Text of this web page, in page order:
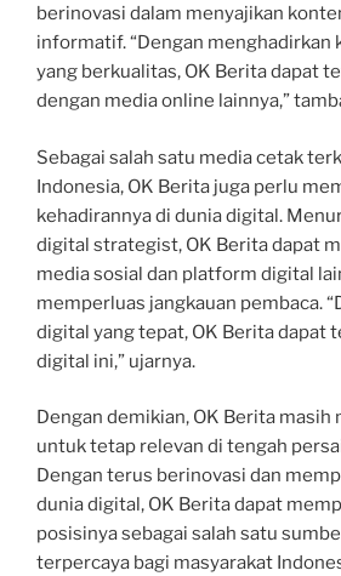
berinovasi dalam menyajikan
informatif. “Dengan menghadirkan
yang berkualitas, OK Berita dapat
dengan media online lainnya,”
Sebagai salah satu media cetak
Indonesia, OK Berita juga perlu
kehadirannya di dunia digital.
digital strategist, OK Berita dapat
media sosial dan platform digital
memperluas jangkauan pembaca.
digital yang tepat, OK Berita dapat
digital ini,” ujarnya.
Dengan demikian, OK Berita
untuk tetap relevan di tengah
Dengan terus berinovasi dan
dunia digital, OK Berita dapat
posisinya sebagai salah satu
terpercaya bagi masyarakat